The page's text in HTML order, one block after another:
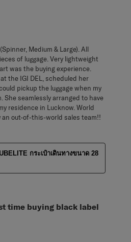
Medium & Large). All
of luggage. Very lightweight
was the buying experience.
the IGI DEL, scheduled her
pickup the luggage when my
She seamlessly arranged to have
residence in Lucknow. World
an out-of-this-world sales team!!
กระเป๋าเดินทางขนาด 28
time buying black label